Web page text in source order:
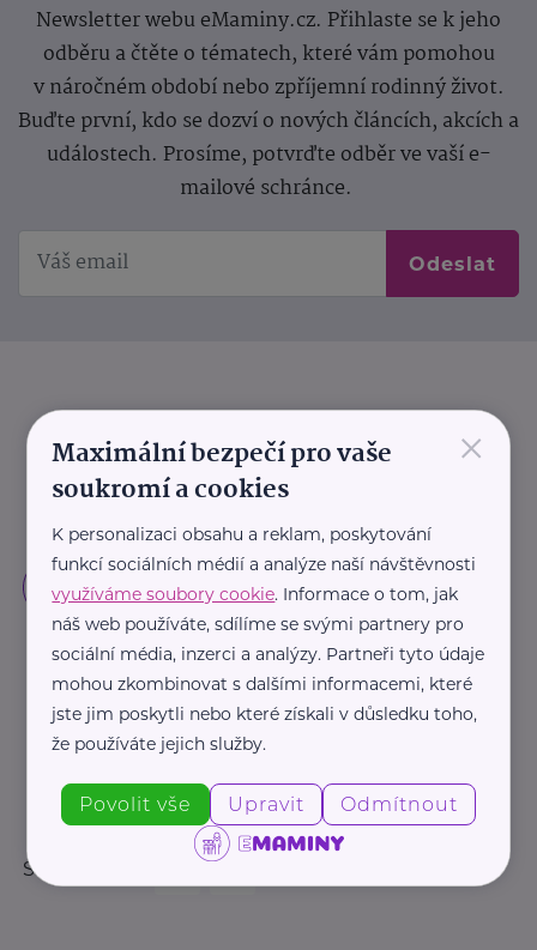
Newsletter webu eMaminy.cz. Přihlaste se k jeho
odběru a čtěte o tématech, které vám pomohou
v náročném období nebo zpříjemní rodinný život.
Buďte první, kdo se dozví o nových článcích, akcích a
událostech. Prosíme, potvrďte odběr ve vaší e-
mailové schránce.
Odeslat
Sledujte nás:
×
Maximální bezpečí pro vaše
soukromí a cookies
K personalizaci obsahu a reklam, poskytování
funkcí sociálních médií a analýze naší návštěvnosti
využíváme soubory cookie. Informace o tom, jak
náš web používáte, sdílíme se svými partnery pro
sociální média, inzerci a analýzy. Partneři tyto údaje
mohou zkombinovat s dalšími informacemi, které
jste jim poskytli nebo které získali v důsledku toho,
že používáte jejich služby.
Povolit vše Upravit Odmítnout